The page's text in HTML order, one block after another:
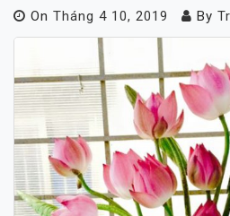
On Tháng 4 10, 2019 By